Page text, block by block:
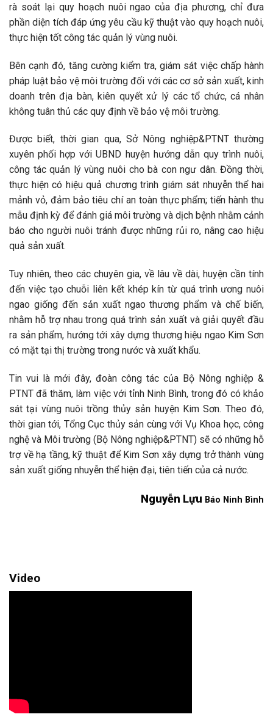
rà soát lại quy hoạch nuôi ngao của địa phương, chỉ đưa
phần diện tích đáp ứng yêu cầu kỹ thuật vào quy hoạch nuôi,
thực hiện tốt công tác quản lý vùng nuôi.
Bên cạnh đó, tăng cường kiểm tra, giám sát việc chấp hành
pháp luật bảo vệ môi trường đối với các cơ sở sản xuất, kinh
doanh trên địa bàn, kiên quyết xử lý các tổ chức, cá nhân
không tuân thủ các quy định về bảo vệ môi trường.
Được biết, thời gian qua, Sở Nông nghiệp&PTNT thường
xuyên phối hợp với UBND huyện hướng dẫn quy trình nuôi,
công tác quản lý vùng nuôi cho bà con ngư dân. Đồng thời,
thực hiện có hiệu quả chương trình giám sát nhuyễn thể hai
mảnh vỏ, đảm bảo tiêu chí an toàn thực phẩm; tiến hành thu
mẫu định kỳ để đánh giá môi trường và dịch bệnh nhằm cảnh
báo cho người nuôi tránh được những rủi ro, nâng cao hiệu
quả sản xuất.
Tuy nhiên, theo các chuyên gia, về lâu về dài, huyện cần tính
đến việc tạo chuỗi liên kết khép kín từ quá trình ương nuôi
ngao giống đến sản xuất ngao thương phẩm và chế biến,
nhằm hỗ trợ nhau trong quá trình sản xuất và giải quyết đầu
ra sản phẩm, hướng tới xây dựng thương hiệu ngao Kim Sơn
có mặt tại thị trường trong nước và xuất khẩu.
Tin vui là mới đây, đoàn công tác của Bộ Nông nghiệp &
PTNT đã thăm, làm việc với tỉnh Ninh Bình, trong đó có khảo
sát tại vùng nuôi trồng thủy sản huyện Kim Sơn. Theo đó,
thời gian tới, Tổng Cục thủy sản cùng với Vụ Khoa học, công
nghệ và Môi trường (Bộ Nông nghiệp&PTNT) sẽ có những hỗ
trợ về hạ tầng, kỹ thuật để Kim Sơn xây dựng trở thành vùng
sản xuất giống nhuyễn thể hiện đại, tiên tiến của cả nước.
Nguyễn Lựu Báo Ninh Bình
Video